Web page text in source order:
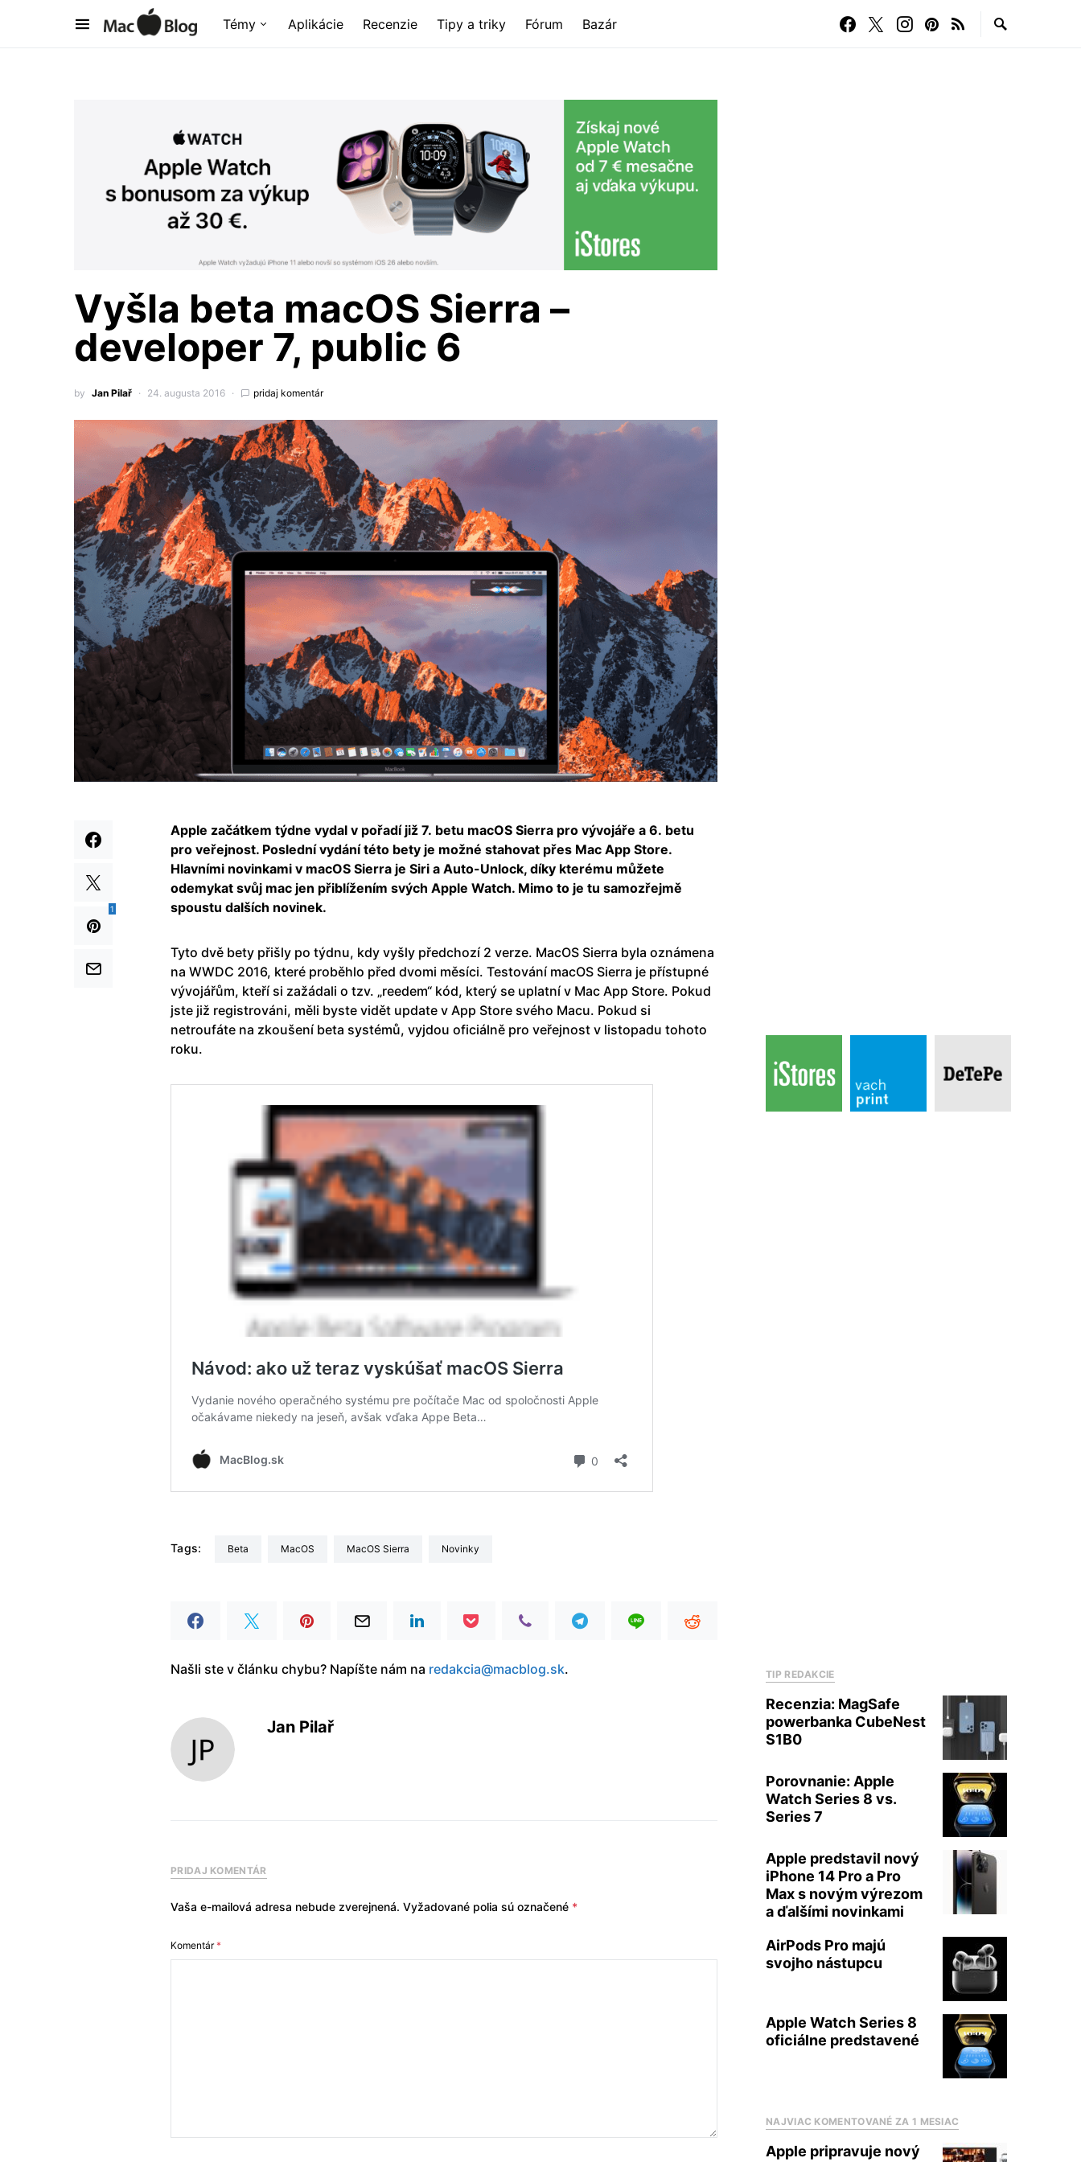
Témy Aplikácie Recenzie Tipy a triky Fórum Bazár
Vyšla beta macOS Sierra –
developer 7, public 6
by Jan Pilař 24. augusta 2016 pridaj komentár
1
Apple začátkem týdne vydal v pořadí již 7. betu macOS Sierra pro vývojáře a 6. betu
pro veřejnost. Poslední vydání této bety je možné stahovat přes Mac App Store.
Hlavními novinkami v macOS Sierra je Siri a Auto-Unlock, díky kterému můžete
odemykat svůj mac jen přiblížením svých Apple Watch. Mimo to je tu samozřejmě
spoustu dalších novinek.
Tyto dvě bety přišly po týdnu, kdy vyšly předchozí 2 verze. MacOS Sierra byla oznámena
na WWDC 2016, které proběhlo před dvomi měsíci. Testování macOS Sierra je přístupné
vývojářům, kteří si zažádali o tzv. „reedem“ kód, který se uplatní v Mac App Store. Pokud
jste již registrováni, měli byste vidět update v App Store svého Macu. Pokud si
netroufáte na zkoušení beta systémů, vyjdou oficiálně pro veřejnost v listopadu tohoto
roku.
Tags: beta macOS macOS Sierra Novinky
Našli ste v článku chybu? Napíšte nám na redakcia@macblog.sk.
Jan Pilař
PRIDAJ KOMENTÁR
Vaša e-mailová adresa nebude zverejnená. Vyžadované polia sú označené *
Komentár*
TIP REDAKCIE
Recenzia: MagSafe
powerbanka CubeNest
S1B0
Porovnanie: Apple
Watch Series 8 vs.
Series 7
Apple predstavil nový
iPhone 14 Pro a Pro
Max s novým výrezom
a ďalšími novinkami
AirPods Pro majú
svojho nástupcu
Apple Watch Series 8
oficiálne predstavené
NAJVIAC KOMENTOVANÉ ZA 1 MESIAC
Apple pripravuje nový